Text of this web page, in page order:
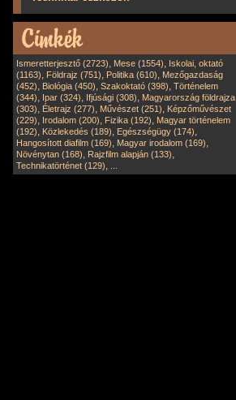
Ismeretterjesztő (2723), Mese (1554), Iskolai, oktató
(1163), Földrajz (751), Politika (610), Mezőgazdaság
(452), Biológia (450), Szakoktató (398), Történelem
(344), Ipar (324), Ifjúsági (308), Magyarország földrajza
(303), Életrajz (277), Művészet (251), Képzőművészet
(229), Irodalom (200), Fizika (192), Magyar történelem
(192), Közlekedés (189), Egészségügy (174),
Hangosított diafilm (169), Magyar irodalom (169),
Növénytan (168), Rajzfilm alapján (133),
Technikatörténet (129),